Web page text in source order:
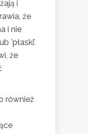
i
że
i nie
'płaski’.
że
również